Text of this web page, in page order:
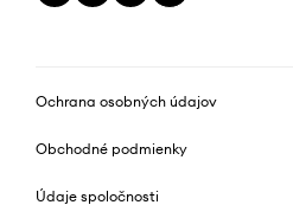
Ochrana osobných údajov
Obchodné podmienky
Údaje spoločnosti